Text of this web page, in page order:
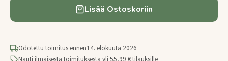
Lisää Ostoskoriin
Odotettu toimitus ennen14. elokuuta 2026